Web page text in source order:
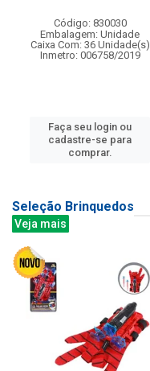
Código: 830030
Embalagem: Unidade
Caixa Com: 36 Unidade(s)
Inmetro: 006758/2019
Faça seu login ou
cadastre-se para
comprar.
Seleção Brinquedos
Veja mais